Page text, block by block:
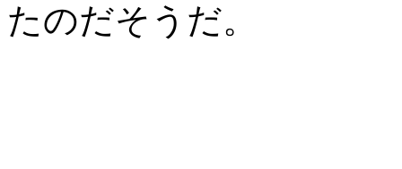
たのだそうだ。